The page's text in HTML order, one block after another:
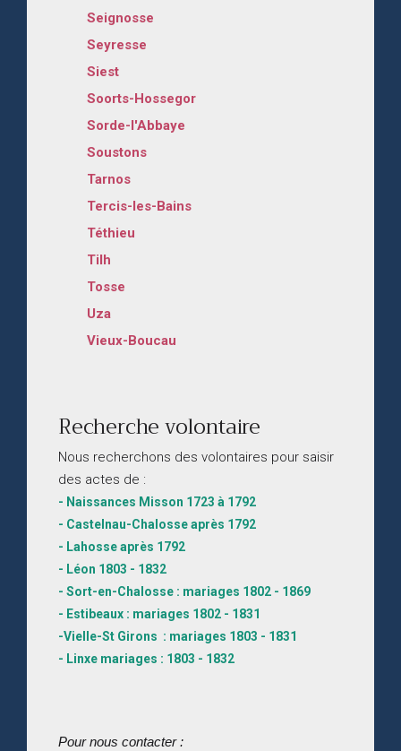
Seignosse
Seyresse
Siest
Soorts-Hossegor
Sorde-l'Abbaye
Soustons
Tarnos
Tercis-les-Bains
Téthieu
Tilh
Tosse
Uza
Vieux-Boucau
Recherche volontaire
Nous recherchons des volontaires pour saisir
des actes de :
- Naissances Misson 1723 à 1792
- Castelnau-Chalosse après 1792
- Lahosse après 1792
- Léon 1803 - 1832
- Sort-en-Chalosse : mariages 1802 - 1869
- Estibeaux : mariages 1802 - 1831
-Vielle-St Girons : mariages 1803 - 1831
- Linxe mariages : 1803 - 1832
Pour nous contacter :